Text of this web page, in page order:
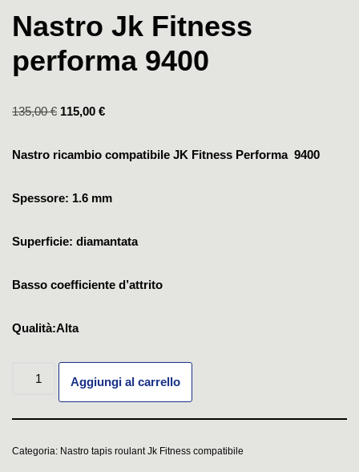
Nastro Jk Fitness
performa 9400
135,00€ 115,00 €
Nastro ricambio compatibile JK Fitness Performa 9400
Spessore: 1.6 mm
Superficie: diamantata
Basso coefficiente d’attrito
Qualità:Alta
Aggiungi al carrello
Categoria: Nastro tapis roulant Jk Fitness compatibile